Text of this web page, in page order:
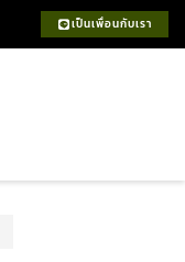
เป็นเพื่อนกับเรา